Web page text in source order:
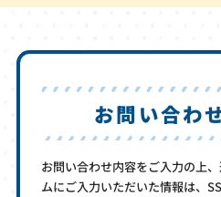
お問い合わ
お問い合わせ内容をご入力の上
ムにご入力いただいた情報は、